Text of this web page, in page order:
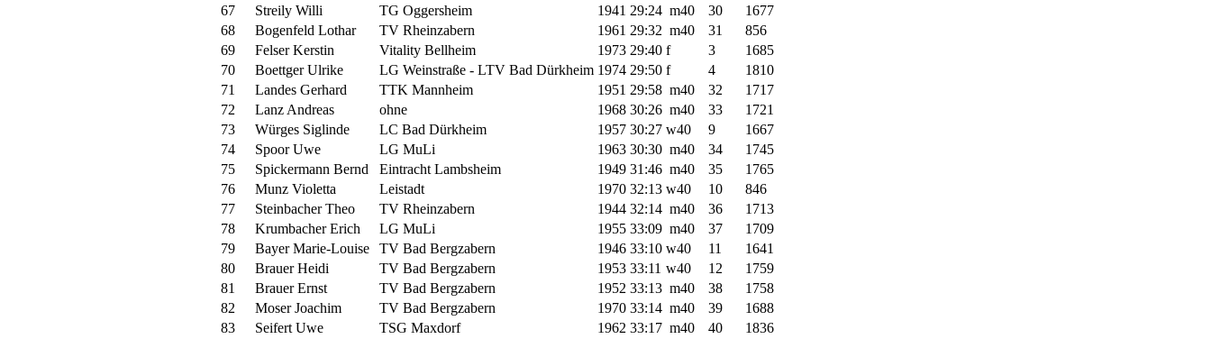
67
Streily Willi TG Oggersheim 1941 29:24 m40 30
1677
68
Bogenfeld Lothar TV Rheinzabern 1961 29:32 m40 31
856
69
Felser Kerstin Vitality Bellheim 1973 29:40 f 3
1685
70
Boettger Ulrike LG Weinstraße - LTV Bad Dürkheim 1974 29:50 f 4
1810
71
Landes Gerhard TTK Mannheim 1951 29:58 m40 32
1717
72
Lanz Andreas ohne 1968 30:26 m40 33
1721
73
Würges Siglinde LC Bad Dürkheim 1957 30:27 w40 9
1667
74
Spoor Uwe LG MuLi 1963 30:30 m40 34
1745
75
Spickermann Bernd Eintracht Lambsheim 1949 31:46 m40 35
1765
76
Munz Violetta Leistadt 1970 32:13 w40 10
846
77
Steinbacher Theo TV Rheinzabern 1944 32:14 m40 36
1713
78
Krumbacher Erich LG MuLi 1955 33:09 m40 37
1709
79
Bayer Marie-Louise TV Bad Bergzabern 1946 33:10 w40 11
1641
80
Brauer Heidi TV Bad Bergzabern 1953 33:11 w40 12
1759
81
Brauer Ernst TV Bad Bergzabern 1952 33:13 m40 38
1758
82
Moser Joachim TV Bad Bergzabern 1970 33:14 m40 39
1688
83
Seifert Uwe TSG Maxdorf 1962 33:17 m40 40 1836